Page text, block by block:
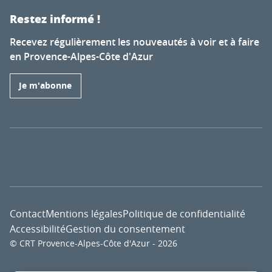
Restez informé !
Recevez régulièrement les nouveautés à voir et à faire
en Provence-Alpes-Côte d'Azur
Je m'abonne
© CRT Provence-Alpes-Côte d'Azur - 2026
ContactMentions légalesPolitique de confidentialité
AccessibilitéGestion du consentement